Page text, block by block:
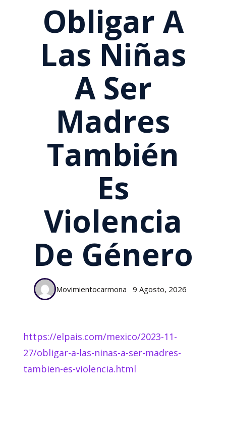
Obligar A
Las Niñas
A Ser
Madres
También
Es
Violencia
De Género
Movimientocarmona 9 Agosto, 2026
https://elpais.com/mexico/2023-11-
27/obligar-a-las-ninas-a-ser-madres-
tambien-es-violencia.html